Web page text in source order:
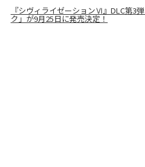
『シヴィライゼーションⅥ』DLC第3
ク」が9月25日に発売決定！